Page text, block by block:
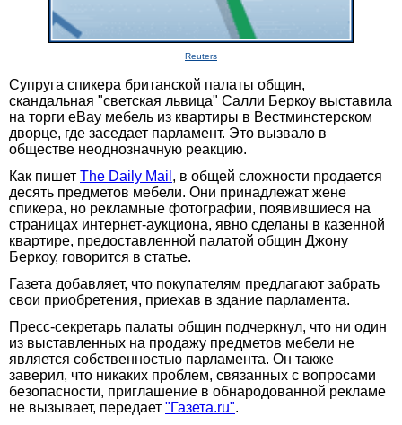
Reuters
Супруга спикера британской палаты общин,
скандальная "светская львица" Салли Беркоу выставила
на торги eBay мебель из квартиры в Вестминстерском
дворце, где заседает парламент. Это вызвало в
обществе неоднозначную реакцию.
Как пишет The Daily Mail , в общей сложности продается
десять предметов мебели. Они принадлежат жене
спикера, но рекламные фотографии, появившиеся на
страницах интернет-аукциона, явно сделаны в казенной
квартире, предоставленной палатой общин Джону
Беркоу, говорится в статье.
Газета добавляет, что покупателям предлагают забрать
свои приобретения, приехав в здание парламента.
Пресс-секретарь палаты общин подчеркнул, что ни один
из выставленных на продажу предметов мебели не
является собственностью парламента. Он также
заверил, что никаких проблем, связанных с вопросами
безопасности, приглашение в обнародованной рекламе
не вызывает, передает "Газета.ru".